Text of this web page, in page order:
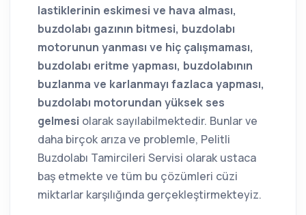
lastiklerinin eskimesi ve hava alması,
buzdolabı gazının bitmesi, buzdolabı
motorunun yanması ve hiç çalışmaması,
buzdolabı eritme yapması, buzdolabının
buzlanma ve karlanmayı fazlaca yapması,
buzdolabı motorundan yüksek ses
gelmesi olarak sayılabilmektedir. Bunlar ve
daha birçok arıza ve problemle, Pelitli
Buzdolabı Tamircileri Servisi olarak ustaca
baş etmekte ve tüm bu çözümleri cüzi
miktarlar karşılığında gerçekleştirmekteyiz.